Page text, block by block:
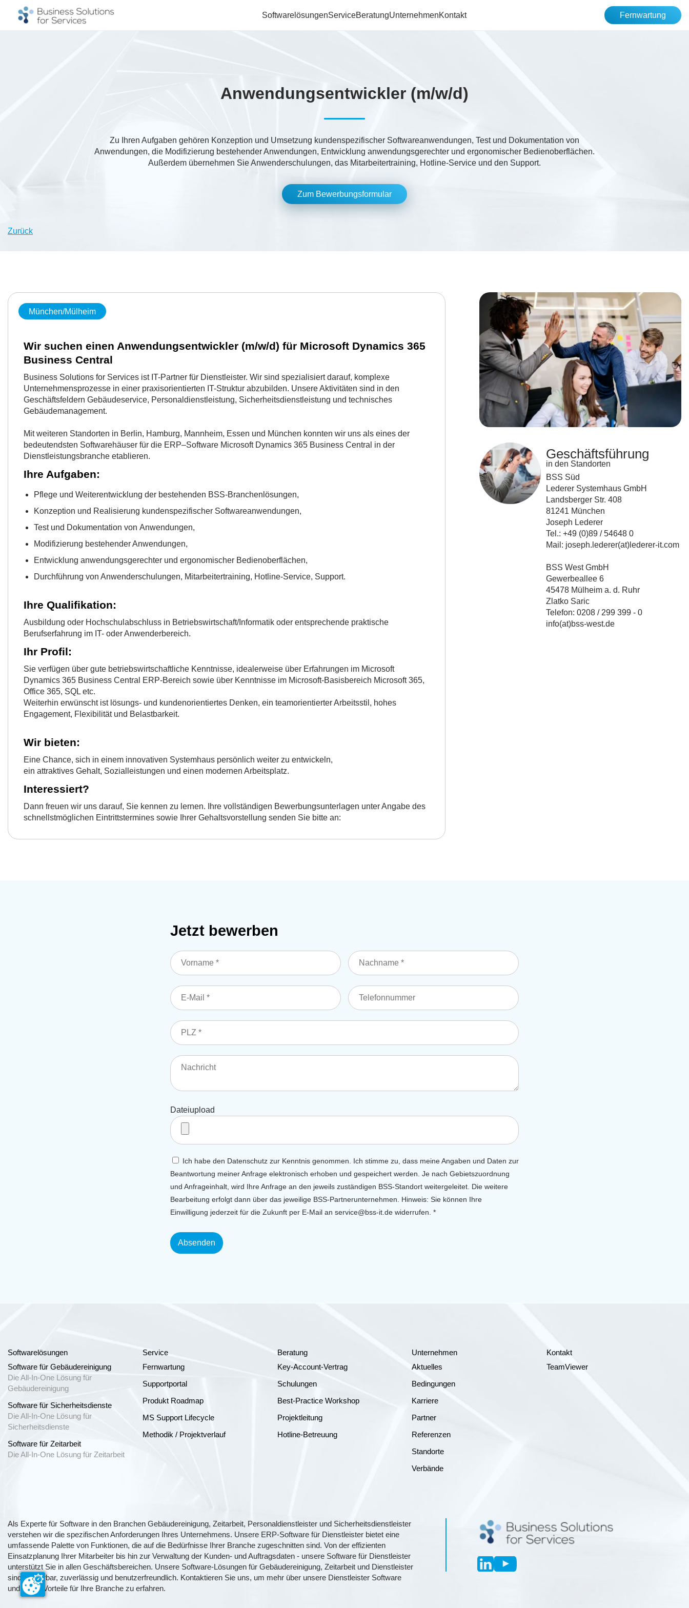
SoftwarelösungenServiceBeratungUnternehmenKontakt Fernwartung
Anwendungsentwickler (m/w/d)
Zu Ihren Aufgaben gehören Konzeption und Umsetzung kundenspezifischer Softwareanwendungen, Test und Dokumentation von
Anwendungen, die Modifizierung bestehender Anwendungen, Entwicklung anwendungsgerechter und ergonomischer Bedienoberflächen.
Außerdem übernehmen Sie Anwenderschulungen, das Mitarbeitertraining, Hotline-Service und den Support.
Zum Bewerbungsformular
Zurück
München/Mülheim
Wir suchen einen Anwendungsentwickler (m/w/d) für Microsoft Dynamics 365
Business Central
Business Solutions for Services ist IT-Partner für Dienstleister. Wir sind spezialisiert darauf, komplexe
Unternehmensprozesse in einer praxisorientierten IT-Struktur abzubilden. Unsere Aktivitäten sind in den
Geschäftsfeldern Gebäudeservice, Personaldienstleistung, Sicherheitsdienstleistung und technisches
Gebäudemanagement.
Mit weiteren Standorten in Berlin, Hamburg, Mannheim, Essen und München konnten wir uns als eines der
bedeutendsten Softwarehäuser für die ERP–Software Microsoft Dynamics 365 Business Central in der
Dienstleistungsbranche etablieren.
Ihre Aufgaben:
Pflege und Weiterentwicklung der bestehenden BSS-Branchenlösungen,
Konzeption und Realisierung kundenspezifischer Softwareanwendungen,
Test und Dokumentation von Anwendungen,
Modifizierung bestehender Anwendungen,
Entwicklung anwendungsgerechter und ergonomischer Bedienoberflächen,
Durchführung von Anwenderschulungen, Mitarbeitertraining, Hotline-Service, Support.
Ihre Qualifikation:
Ausbildung oder Hochschulabschluss in Betriebswirtschaft/Informatik oder entsprechende praktische
Berufserfahrung im IT- oder Anwenderbereich.
Ihr Profil:
Sie verfügen über gute betriebswirtschaftliche Kenntnisse, idealerweise über Erfahrungen im Microsoft
Dynamics 365 Business Central ERP-Bereich sowie über Kenntnisse im Microsoft-Basisbereich Microsoft 365,
Office 365, SQL etc.
Weiterhin erwünscht ist lösungs- und kundenorientiertes Denken, ein teamorientierter Arbeitsstil, hohes
Engagement, Flexibilität und Belastbarkeit.
Wir bieten:
Eine Chance, sich in einem innovativen Systemhaus persönlich weiter zu entwickeln,
ein attraktives Gehalt, Sozialleistungen und einen modernen Arbeitsplatz.
Interessiert?
Dann freuen wir uns darauf, Sie kennen zu lernen. Ihre vollständigen Bewerbungsunterlagen unter Angabe des
schnellstmöglichen Eintrittstermines sowie Ihrer Gehaltsvorstellung senden Sie bitte an:
Geschäftsführung
in den Standorten
BSS Süd
Lederer Systemhaus GmbH
Landsberger Str. 408
81241 München
Joseph Lederer
Tel.: +49 (0)89 / 54648 0
Mail: joseph.lederer(at)lederer-it.com
BSS West GmbH
Gewerbeallee 6
45478 Mülheim a. d. Ruhr
Zlatko Saric
Telefon: 0208 / 299 399 - 0
info(at)bss-west.de
Jetzt bewerben
Dateiupload
Ich habe den Datenschutz zur Kenntnis genommen. Ich stimme zu, dass meine Angaben und Daten zur
Beantwortung meiner Anfrage elektronisch erhoben und gespeichert werden. Je nach Gebietszuordnung
und Anfrageinhalt, wird Ihre Anfrage an den jeweils zuständigen BSS-Standort weitergeleitet. Die weitere
Bearbeitung erfolgt dann über das jeweilige BSS-Partnerunternehmen. Hinweis: Sie können Ihre
Einwilligung jederzeit für die Zukunft per E-Mail an service@bss-it.de widerrufen. *
Softwarelösungen
Software für Gebäudereinigung
Die All-In-One Lösung für
Gebäudereinigung
Software für Sicherheitsdienste
Die All-In-One Lösung für
Sicherheitsdienste
Software für Zeitarbeit
Die All-In-One Lösung für Zeitarbeit
Service
Fernwartung
Supportportal
Produkt Roadmap
MS Support Lifecycle
Methodik / Projektverlauf
Beratung
Key-Account-Vertrag
Schulungen
Best-Practice Workshop
Projektleitung
Hotline-Betreuung
Unternehmen
Aktuelles
Bedingungen
Karriere
Partner
Referenzen
Standorte
Verbände
Kontakt
TeamViewer
Als Experte für Software in den Branchen Gebäudereinigung, Zeitarbeit, Personaldienstleister und Sicherheitsdienstleister
verstehen wir die spezifischen Anforderungen Ihres Unternehmens. Unsere ERP-Software für Dienstleister bietet eine
umfassende Palette von Funktionen, die auf die Bedürfnisse Ihrer Branche zugeschnitten sind. Von der effizienten
Einsatzplanung Ihrer Mitarbeiter bis hin zur Verwaltung der Kunden- und Auftragsdaten - unsere Software für Dienstleister
unterstützt Sie in allen Geschäftsbereichen. Unsere Software-Lösungen für Gebäudereinigung, Zeitarbeit und Dienstleister
sind skalierbar, zuverlässig und benutzerfreundlich. Kontaktieren Sie uns, um mehr über unsere Dienstleister Software
und deren Vorteile für Ihre Branche zu erfahren.